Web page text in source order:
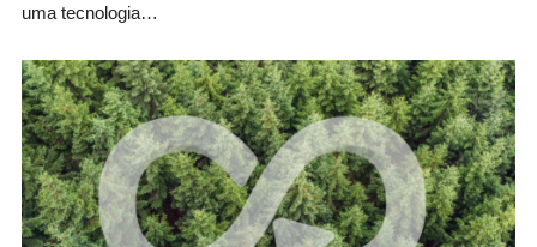
uma tecnologia…